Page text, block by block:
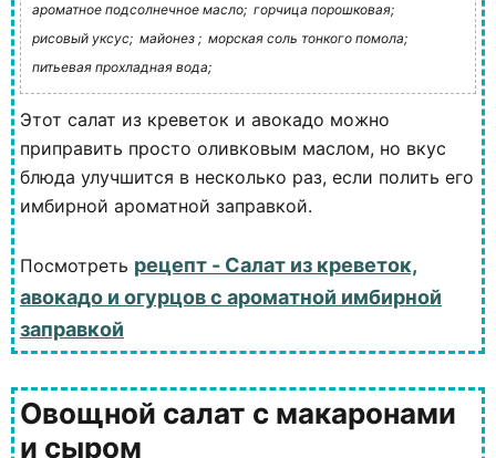
ароматное подсолнечное масло; горчица порошковая;
рисовый уксус; майонез ; морская соль тонкого помола;
питьевая прохладная вода;
Этот салат из креветок и авокадо можно
приправить просто оливковым маслом, но вкус
блюда улучшится в несколько раз, если полить его
имбирной ароматной заправкой.
Посмотреть рецепт - Cалат из креветок,
авокадо и огурцов с ароматной имбирной
заправкой
Овощной салат с макаронами
и сыром